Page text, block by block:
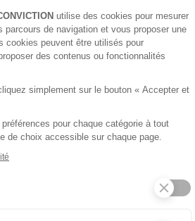
du
utilise des cookies pour mesurer
parcours de navigation et vous proposer une
cookies peuvent être utilisés pour
des contenus ou fonctionnalités
simplement sur le bouton « Accepter et
pour chaque catégorie à tout
de choix accessible sur chaque page.